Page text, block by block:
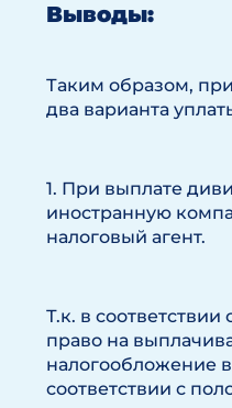
Выводы:
Таким образом,
два варианта
1. При выплате
иностранную
налоговый агент.
Т.к. в
право на
налогообложение
соответствии с